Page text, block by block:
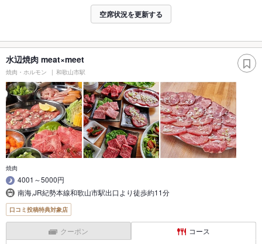
空席状況を更新する
水辺焼肉 meat×meet
焼肉・ホルモン 和歌山市駅
焼肉
4001～5000円
南海,JR紀勢本線和歌山市駅出口より徒歩約11分
口コミ投稿特典対象店
クーポン コース